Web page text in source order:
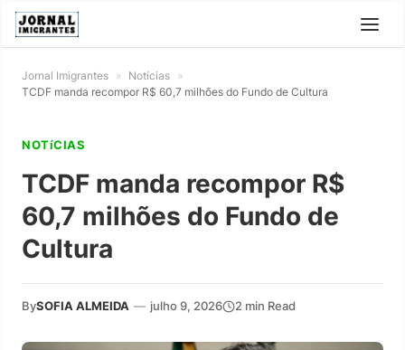
Jornal Imigrantes » Notícias »
TCDF manda recompor R$ 60,7 milhões do Fundo de Cultura
NOTíCIAS
TCDF manda recompor R$
60,7 milhões do Fundo de
Cultura
BySOFIA ALMEIDA — julho 9, 2026 2 min Read